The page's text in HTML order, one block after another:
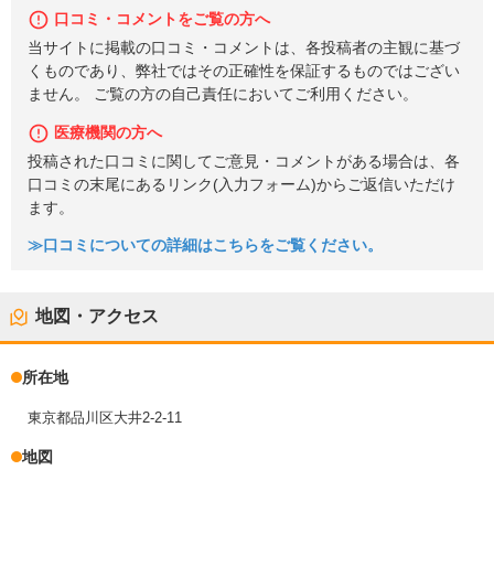
口コミ・コメントをご覧の方へ
当サイトに掲載の口コミ・コメントは、各投稿者の主観に基づ
くものであり、弊社ではその正確性を保証するものではござい
ません。 ご覧の方の自己責任においてご利用ください。
医療機関の方へ
投稿された口コミに関してご意見・コメントがある場合は、各
口コミの末尾にあるリンク(入力フォーム)からご返信いただけ
ます。
≫口コミについての詳細はこちらをご覧ください。
地図・アクセス
所在地
東京都品川区大井2-2-11
地図